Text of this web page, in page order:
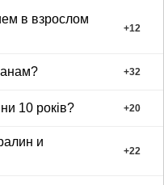
в взрослом
+12
+32
10 років? +20
и
+22